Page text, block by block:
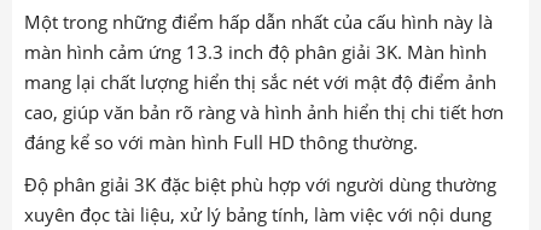
Một trong những điểm hấp dẫn nhất của cấu hình này là
màn hình cảm ứng 13.3 inch độ phân giải 3K. Màn hình
mang lại chất lượng hiển thị sắc nét với mật độ điểm ảnh
cao, giúp văn bản rõ ràng và hình ảnh hiển thị chi tiết hơn
đáng kể so với màn hình Full HD thông thường.
Độ phân giải 3K đặc biệt phù hợp với người dùng thường
xuyên đọc tài liệu, xử lý bảng tính, làm việc với nội dung